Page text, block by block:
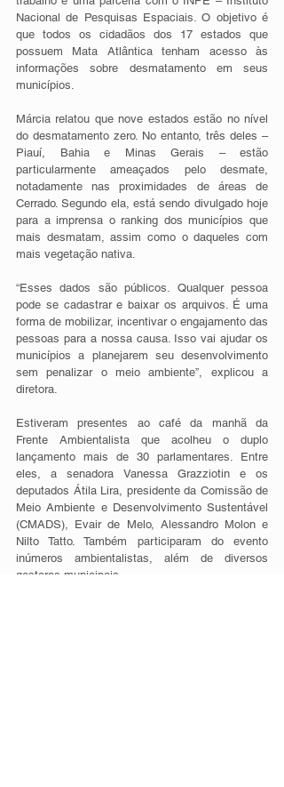
Nacional de Pesquisas Espaciais. O objetivo é
que todos os cidadãos dos 17 estados que
possuem Mata Atlântica tenham acesso às
informações sobre desmatamento em seus
municípios.
Márcia relatou que nove estados estão no nível
do desmatamento zero. No entanto, três deles –
Piauí, Bahia e Minas Gerais – estão
particularmente ameaçados pelo desmate,
notadamente nas proximidades de áreas de
Cerrado. Segundo ela, está sendo divulgado hoje
para a imprensa o ranking dos municípios que
mais desmatam, assim como o daqueles com
mais vegetação nativa.
“Esses dados são públicos. Qualquer pessoa
pode se cadastrar e baixar os arquivos. É uma
forma de mobilizar, incentivar o engajamento das
pessoas para a nossa causa. Isso vai ajudar os
municípios a planejarem seu desenvolvimento
sem penalizar o meio ambiente”, explicou a
diretora.
Estiveram presentes ao café da manhã da
Frente Ambientalista que acolheu o duplo
lançamento mais de 30 parlamentares. Entre
eles, a senadora Vanessa Grazziotin e os
deputados Átila Lira, presidente da Comissão de
Meio Ambiente e Desenvolvimento Sustentável
(CMADS), Evair de Melo, Alessandro Molon e
Nilto Tatto. Também participaram do evento
inúmeros ambientalistas, além de diversos
gestores municipais.